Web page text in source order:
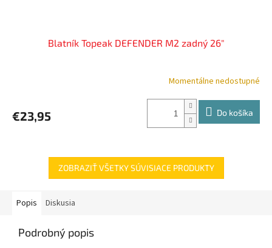
Blatník Topeak DEFENDER M2 zadný 26"
Momentálne nedostupné
€23,95 Do košíka
ZOBRAZIŤ VŠETKY SÚVISIACE PRODUKTY
Popis Diskusia
Podrobný popis